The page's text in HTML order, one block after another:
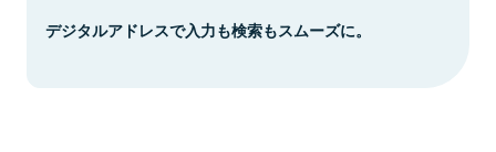
デジタルアドレスで入力も検索もスムーズに。